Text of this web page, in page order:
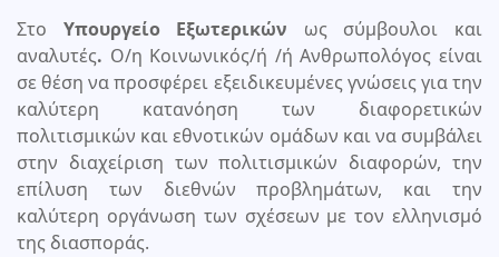
Στο Υπουργείο Εξωτερικών ως σύμβουλοι και
αναλυτές. Ο/η Κοινωνικός/ή /ή Ανθρωπολόγος είναι
σε θέση να προσφέρει εξειδικευμένες γνώσεις για την
καλύτερη κατανόηση των διαφορετικών
πολιτισμικών και εθνοτικών ομάδων και να συμβάλει
στην διαχείριση των πολιτισμικών διαφορών, την
επίλυση των διεθνών προβλημάτων, και την
καλύτερη οργάνωση των σχέσεων με τον ελληνισμό
της διασποράς.